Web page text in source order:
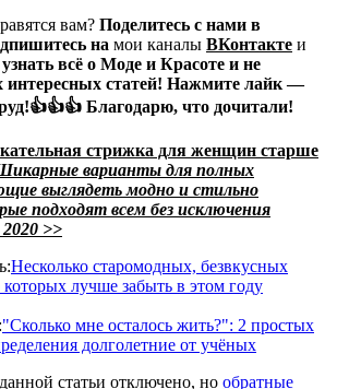
вам? Поделитесь с нами в
на мои каналы ВКонтакте и
всё о Моде и Красоте и не
интересных статей! Нажмите лайк —
Благодарю, что дочитали!
стрижка для женщин старше
варианты для полных
выглядеть модно и стильно
подходят всем без исключения
>>
Несколько старомодных, безвкусных
лучше забыть в этом году
"Сколько мне осталось жить?": 2 простых
долголетние от учёных
статьи отключено, но обратные